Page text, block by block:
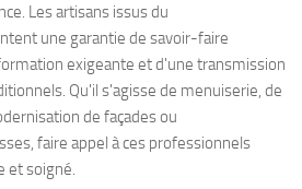
Les artisans issus du
une garantie de savoir-faire
exigeante et d'une transmission
Qu'il s'agisse de menuiserie, de
de façades ou
faire appel à ces professionnels
et soigné.